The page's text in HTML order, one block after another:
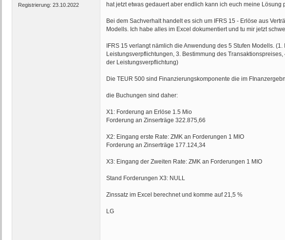
Registrierung: 23.10.2022 hat jetzt etwas gedauert aber endlich kann ich euch meine Lösung
Bei dem Sachverhalt handelt es sich um IFRS 15 - Erlöse aus
Modells. Ich habe alles im Excel dokumentiert und tu mir jetzt
IFRS 15 verlangt nämlich die Anwendung des 5 Stufen Modells.
Leistungsverpflichtungen, 3. Bestimmung des
der Leistungsverpflichtung)
Die TEUR 500 sind Finanzierungskomponente die im
die Buchungen sind daher:
X1: Forderung an Erlöse 1.5 Mio
Forderung an Zinserträge 322.875,66
X2: Eingang erste Rate: ZMK an Forderungen 1 MIO
Forderung an Zinserträge 177.124,34
X3: Eingang der Zweiten Rate: ZMK an Forderungen 1 MIO
Stand Forderungen X3: NULL
Zinssatz im Excel berechnet und komme auf 21,5 %
LG